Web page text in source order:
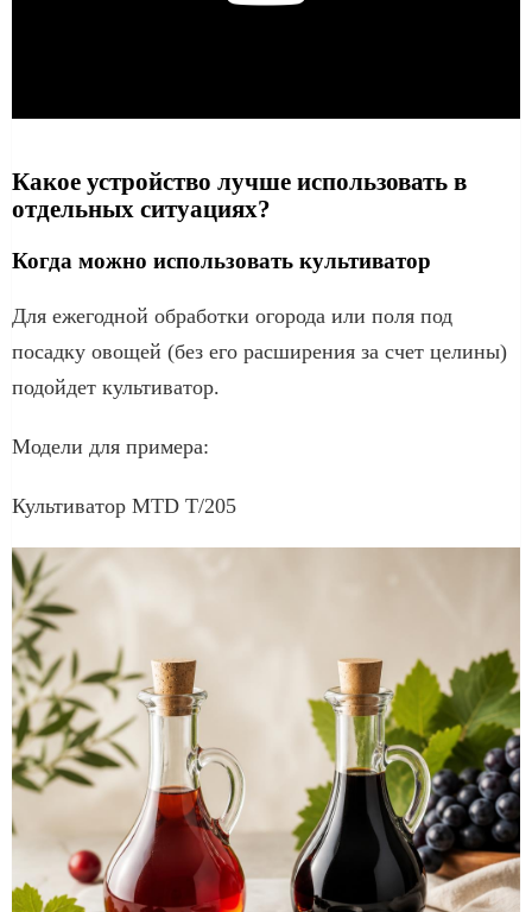
Какое устройство лучше использовать в
отдельных ситуациях?
Когда можно использовать культиватор
Для ежегодной обработки огорода или поля под
посадку овощей (без его расширения за счет целины)
подойдет культиватор.
Модели для примера:
Культиватор MTD T/205